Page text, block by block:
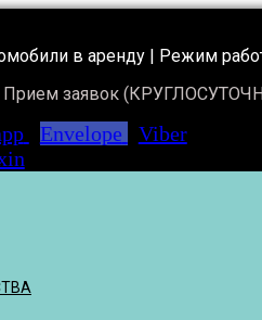
в аренду | Режим
Прием заявок
Envelope
Viber